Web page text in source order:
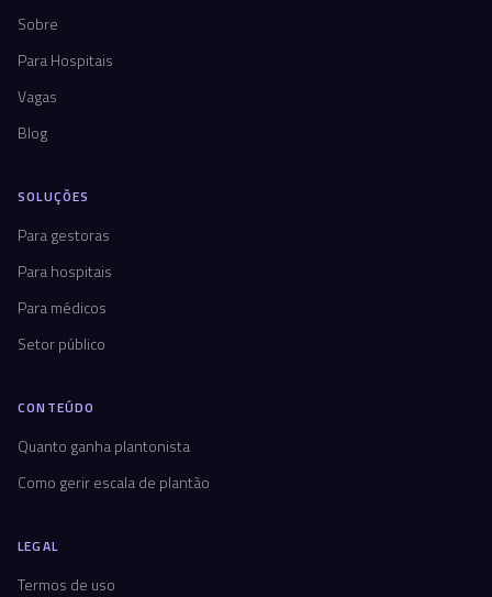
Sobre
Para Hospitais
Vagas
Blog
SOLUÇÕES
Para gestoras
Para hospitais
Para médicos
Setor público
CONTEÚDO
Quanto ganha plantonista
Como gerir escala de plantão
LEGAL
Termos de uso